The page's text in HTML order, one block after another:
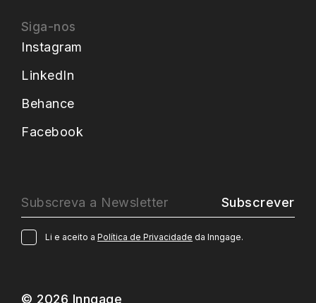
Siga-nos
Instagram
LinkedIn
Behance
Facebook
Subscrever
Li e aceito a Política de Privacidade da Inngage.
© 2026 Inngage